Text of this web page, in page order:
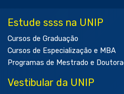
Estude ssss na UNIP
Cursos de Graduação
Cursos de Especialização e MBA
Programas de Mestrado e
Vestibular da UNIP